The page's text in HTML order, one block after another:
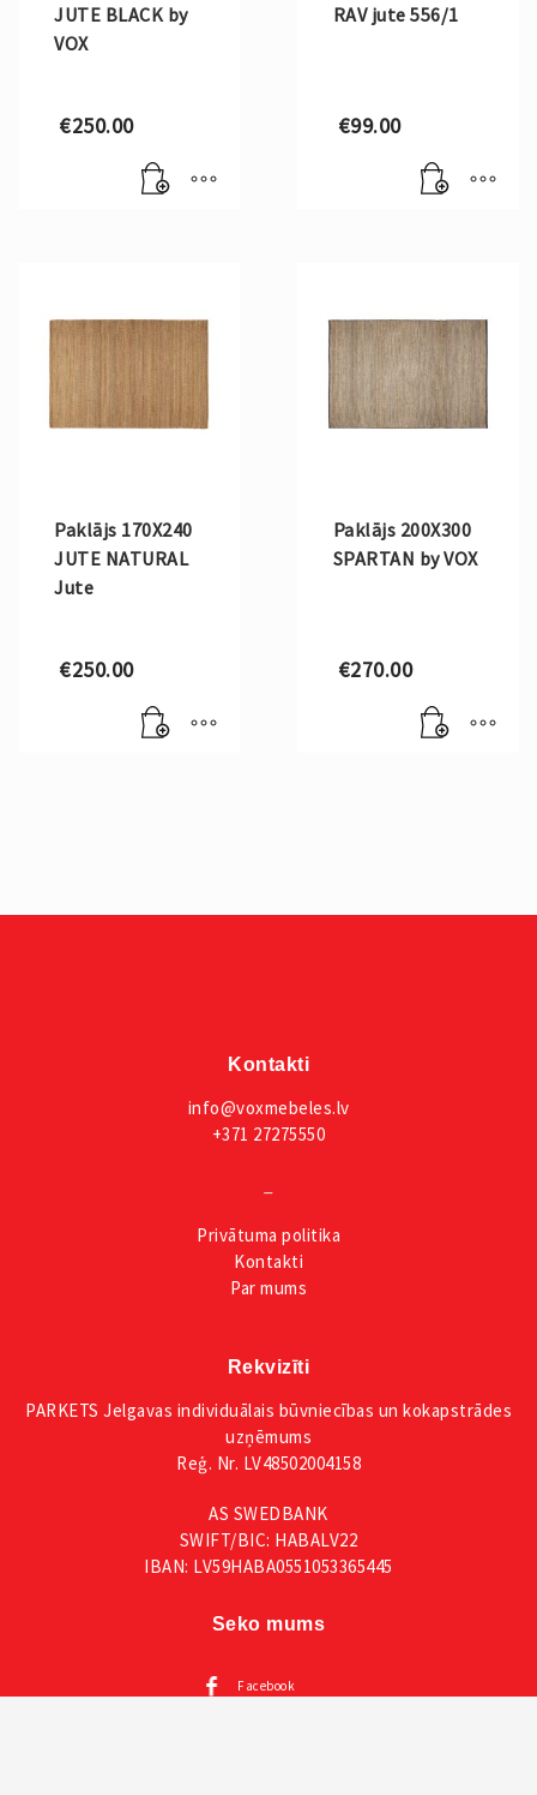
JUTE BLACK by
VOX
€250.00
RAV jute 556/1
€99.00
Paklājs 170X240
JUTE NATURAL
Jute
€250.00
Paklājs 200X300
SPARTAN by VOX
€270.00
Kontakti
info@voxmebeles.lv
+371 27275550
Privātuma politika
Kontakti
Par mums
Rekvizīti
PARKETS Jelgavas individuālais būvniecības un kokapstrādes
uzņēmums
Reģ. Nr. LV48502004158
AS SWEDBANK
SWIFT/BIC: HABALV22
IBAN: LV59HABA0551053365445
Seko mums
Facebook